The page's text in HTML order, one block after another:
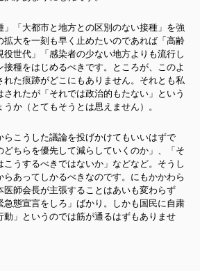
」「大都市と地方との区別のない接種」を強
拡大を一刻も早く止めたいのであれば「高齢
世代」「感染者の少ない地方よりも流行し
種をはじめるべきです。ところが、このよ
れた痕跡がどこにもありません。それとも私
れたが「それでは政治的もたない」という
か（とてもそうとは思えません）。
らこうした議論を投げかけてもいいはずで
ちらを優先して減らしていくのか」、「そ
うするべきではないか」などなど。そうし
らあってしかるべきなのです。にもかかわら
医師会長が主張することはあいも変わらず
急態宣言をしろ」ばかり。しかも国民に自粛
動」というのでは筋が通るはずもありませ